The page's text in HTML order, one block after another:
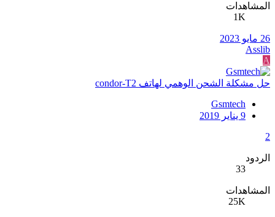
المشاهدات
1K
26 مايو 2023
Asslib
A
حل مشكلة الشحن الوهمي لهاتف condor-T2
Gsmtech
9 يناير 2019
2
الردود
33
المشاهدات
25K